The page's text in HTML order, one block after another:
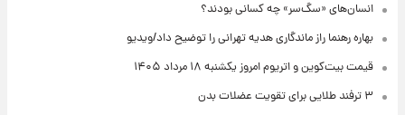
انسان‌های «سگ‌سر» چه کسانی بودند؟
بهاره رهنما راز ماندگاری هدیه تهرانی را توضیح داد/ویدیو
قیمت بیت‌کوین و اتریوم امروز یکشنبه ۱۸ مرداد ۱۴۰۵
۳ ترفند طلایی برای تقویت عضلات بدن